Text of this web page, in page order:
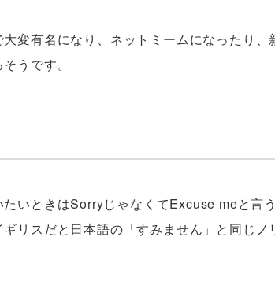
変有名になり、ネットミームになったり、
うです。
いときはSorryじゃなくてExcuse meと言
リスだと日本語の「すみません」と同じノ